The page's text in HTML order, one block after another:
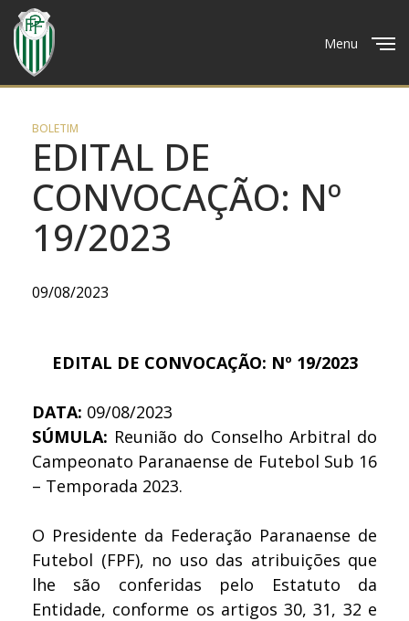
Menu
BOLETIM
EDITAL DE
CONVOCAÇÃO: Nº
19/2023
09/08/2023
EDITAL DE CONVOCAÇÃO: Nº 19/2023
DATA: 09/08/2023
SÚMULA: Reunião do Conselho Arbitral do
Campeonato Paranaense de Futebol Sub 16
– Temporada 2023.
O Presidente da Federação Paranaense de
Futebol (FPF), no uso das atribuições que
lhe são conferidas pelo Estatuto da
Entidade, conforme os artigos 30, 31, 32 e